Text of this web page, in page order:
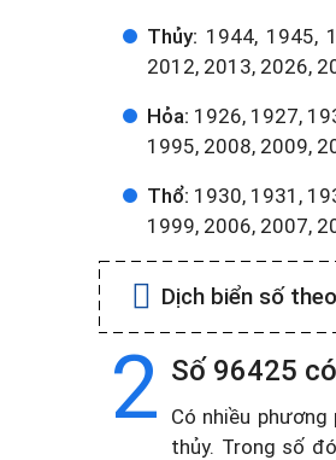
Thủy: 1944, 1945,
2012, 2013, 2026,
Hỏa: 1926, 1927,
1995, 2008, 2009,
Thổ: 1930, 1931,
1999, 2006, 2007,
Dịch biển số
2 Số 96425
Có nhiều
thủy. Trong số